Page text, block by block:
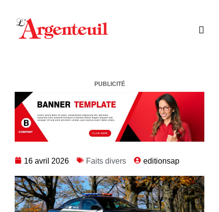
PUBLICITÉ
16 avril 2026 Faits divers editionsap